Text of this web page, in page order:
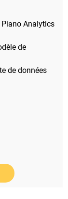
Piano Analytics
de
de données